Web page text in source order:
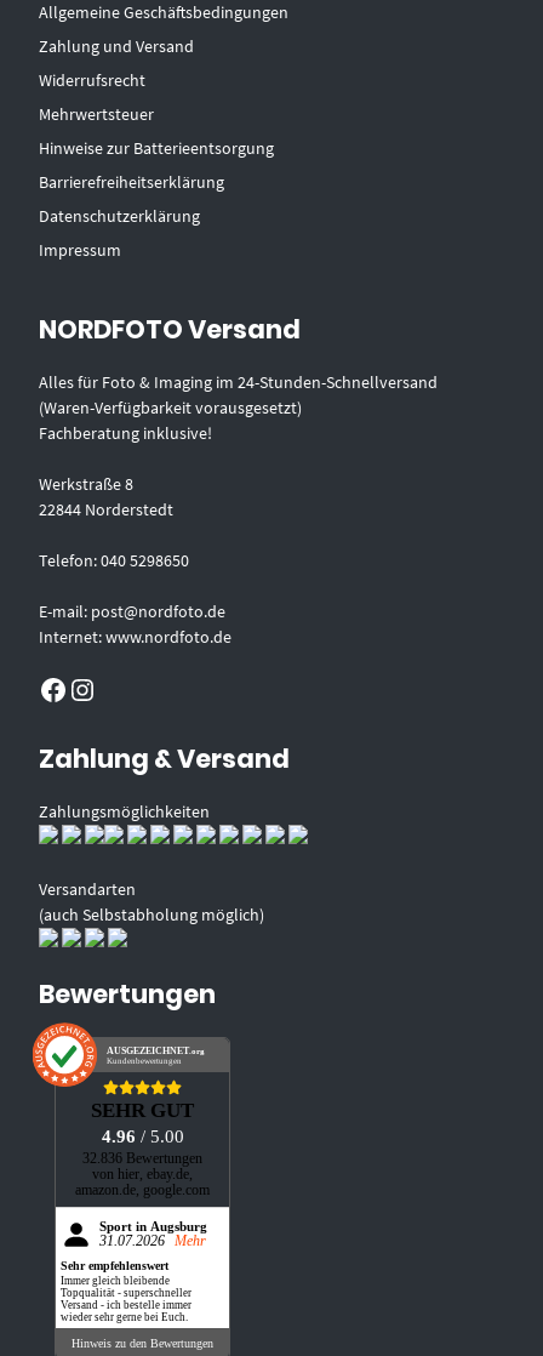
Allgemeine Geschäftsbedingungen
Zahlung und Versand
Widerrufsrecht
Mehrwertsteuer
Hinweise zur Batterieentsorgung
Barrierefreiheitserklärung
Datenschutzerklärung
Impressum
NORDFOTO Versand
Alles für Foto & Imaging im 24-Stunden-Schnellversand
(Waren-Verfügbarkeit vorausgesetzt)
Fachberatung inklusive!
Werkstraße 8
22844 Norderstedt
Telefon: 040 5298650
E-mail: post@nordfoto.de
Internet: www.nordfoto.de
Facebook Instagram
Zahlung & Versand
Zahlungsmöglichkeiten
Versandarten
(auch Selbstabholung möglich)
Bewertungen
AUSGEZEICHNET .org
Kundenbewertungen
SEHR GUT
4.96 / 5.00
32.836 Bewertungen
von hier, ebay.de,
amazon.de, google.com
Sport in Augsburg
31.07.2026 Mehr
Sehr empfehlenswert
Immer gleich bleibende
Topqualität - superschneller
Versand - ich bestelle immer
wieder sehr gerne bei Euch.
Hinweis zu den Bewertungen